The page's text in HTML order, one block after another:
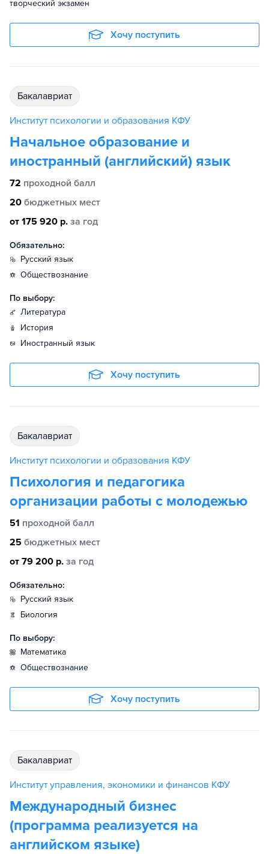
творческий экзамен
Хочу поступить
бакалавриат
Институт психологии и образования КФУ
Начальное образование и
иностранный (английский) язык
72 проходной балл
20 бюджетных мест
от 175 920 р. за год
Обязательно:
русский язык
обществознание
По выбору:
литература
история
иностранный язык
Хочу поступить
бакалавриат
Институт психологии и образования КФУ
Психология и педагогика
организации работы с молодежью
51 проходной балл
25 бюджетных мест
от 79 200 р. за год
Обязательно:
русский язык
биология
По выбору:
математика
обществознание
Хочу поступить
бакалавриат
Институт управления, экономики и финансов КФУ
Международный бизнес
(программа реализуется на
английском языке)